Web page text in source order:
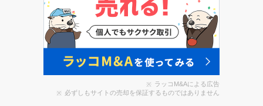
ラッコM&Aによる広告
必ずしもサイトの売却を保証するものではありません